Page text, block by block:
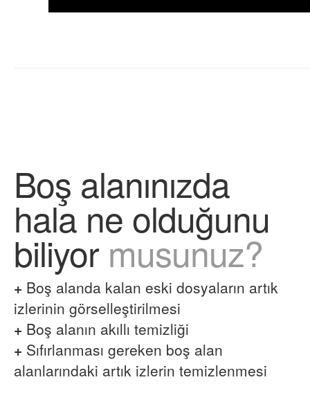
Boş alanınızda
hala ne olduğunu
biliyor musunuz?
+ Boş alanda kalan eski dosyaların artık
izlerinin görselleştirilmesi
+ Boş alanın akıllı temizliği
+ Sıfırlanması gereken boş alan
alanlarındaki artık izlerin temizlenmesi